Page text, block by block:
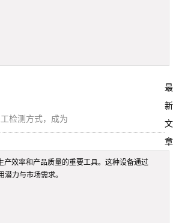
检测方式，成为
效率和产品质量的重要工具。这种设备通过
力与市场需求。
最
新
文
章